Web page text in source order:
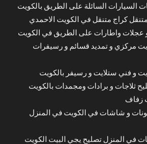
السيارات السائلة على الطريق بالكويت
كراج متنقل في الكويت الاحمدي
و عجلات واطارات على الطريق في الكويت
مركزي و تمديد قسائم و رسيفرات
و فني ستلايت و رسيفر بالكويت
ثلاجات و برادات ومجمدات بالكويت
زفاف
و شاشات في الكويت في المنزل
في المنزل تصليح يجي البيت الكويت